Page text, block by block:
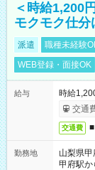
＜時給1,200
モクモク仕分
派遣 職種未経験
WEB登録・面接OK
給与
時給
交通
交通費
勤務地
山梨県甲
甲府駅か